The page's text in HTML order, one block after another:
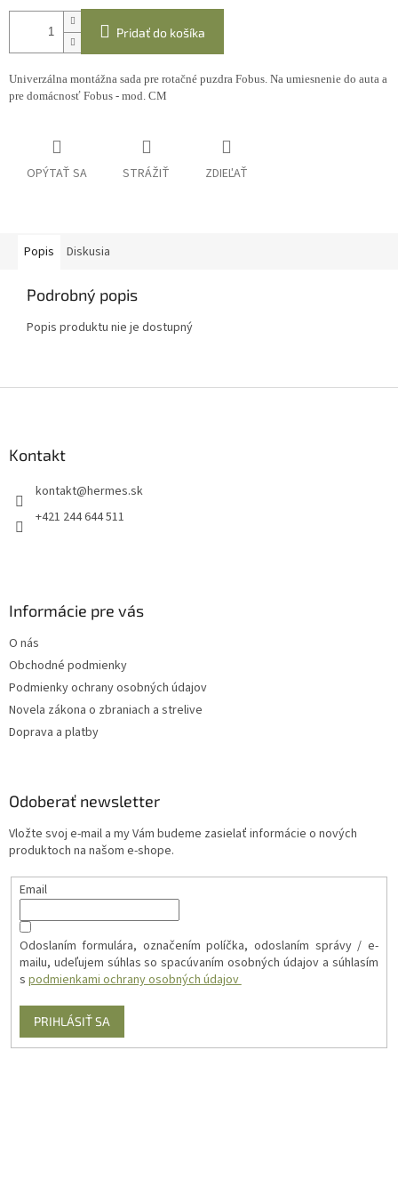
Pridať do košíka
Univerzálna montážna sada pre rotačné puzdra Fobus. Na umiesnenie do auta a
pre domácnosť Fobus - mod. CM
OPÝTAŤ SA STRÁŽIŤ ZDIEĽAŤ
Popis Diskusia
Podrobný popis
Popis produktu nie je dostupný
Kontakt
kontakt@hermes.sk
+421 244 644 511
Informácie pre vás
O nás
Obchodné podmienky
Podmienky ochrany osobných údajov
Novela zákona o zbraniach a strelive
Doprava a platby
Odoberať newsletter
Vložte svoj e-mail a my Vám budeme zasielať informácie o nových
produktoch na našom e-shope.
Email
Odoslaním formulára, označením políčka, odoslaním správy / e-
mailu, udeľujem súhlas so spacúvaním osobných údajov a súhlasím
s podmienkami ochrany osobných údajov
PRIHLÁSIŤ SA